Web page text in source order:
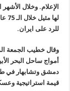
الإعلام. وخلال
للرد على ايران.
وقال خطيب الجمعة
أمواج ساحل البحر
دمشق وتشابهار في
قيمة استراتيجية